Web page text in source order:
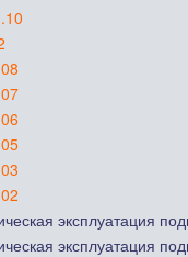
эксплуатация
эксплуатация